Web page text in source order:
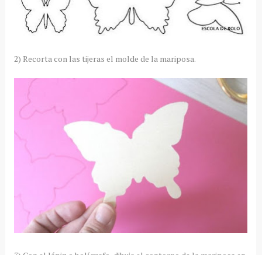
2) Recorta con las tijeras el molde de la mariposa.